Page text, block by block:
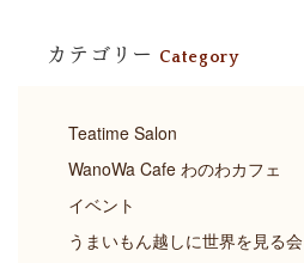
カテゴリー Category
Teatime Salon
WanoWa Cafe わのわカフェ
イベント
うまいもん越しに世界を見る会